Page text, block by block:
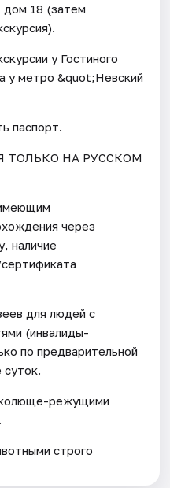
18 (затем
у Гостиного
у метро &quot;Невский
паспорт.
ТОЛЬКО НА РУССКОМ
через
наличие
для людей с
(инвалиды-
по предварительной
суток.
режущими
строго